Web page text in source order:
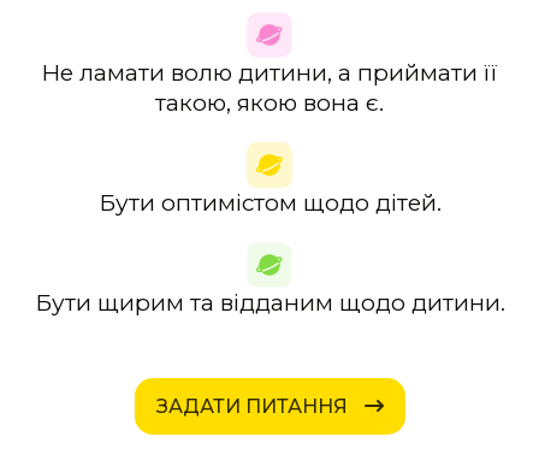
Не ламати волю дитини, а приймати її
такою, якою вона є.
Бути оптимістом щодо дітей.
Бути щирим та відданим щодо дитини.
ЗАДАТИ ПИТАННЯ